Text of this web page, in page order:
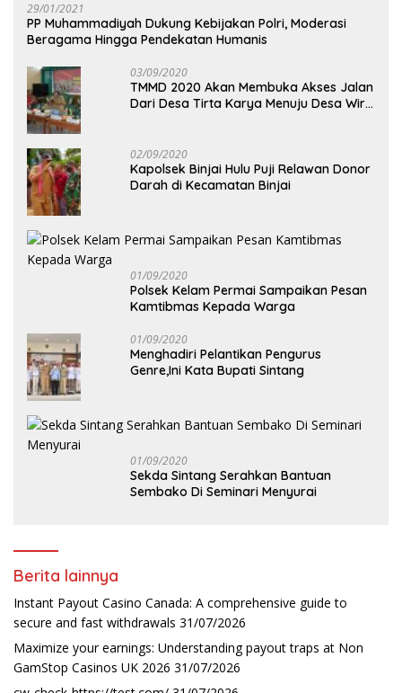
29/01/2021
PP Muhammadiyah Dukung Kebijakan Polri, Moderasi
Beragama Hingga Pendekatan Humanis
03/09/2020
TMMD 2020 Akan Membuka Akses Jalan
Dari Desa Tirta Karya Menuju Desa Wira
02/09/2020
Kapolsek Binjai Hulu Puji Relawan Donor
Darah di Kecamatan Binjai
01/09/2020
Polsek Kelam Permai Sampaikan Pesan
Kamtibmas Kepada Warga
01/09/2020
Menghadiri Pelantikan Pengurus
Genre,Ini Kata Bupati Sintang
01/09/2020
Sekda Sintang Serahkan Bantuan
Sembako Di Seminari Menyurai
Berita lainnya
Instant Payout Casino Canada: A comprehensive guide to
secure and fast withdrawals 31/07/2026
Maximize your earnings: Understanding payout traps at Non
GamStop Casinos UK 2026 31/07/2026